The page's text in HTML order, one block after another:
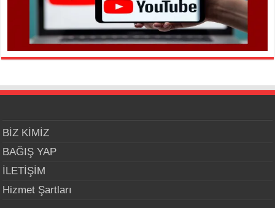
BİZ KİMİZ
BAĞIŞ YAP
İLETİŞİM
Hizmet Şartları